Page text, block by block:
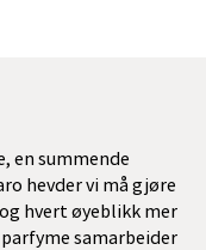
en summende
hevder vi må gjøre
hvert øyeblikk mer
samarbeider